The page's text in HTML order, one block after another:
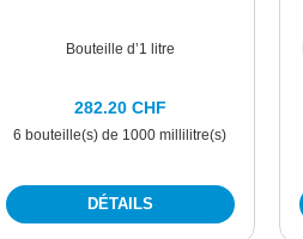
Bouteille d’1 litre
6 bouteille(s) de 1000 millilitre(s)
282.20 CHF
DÉTAILS